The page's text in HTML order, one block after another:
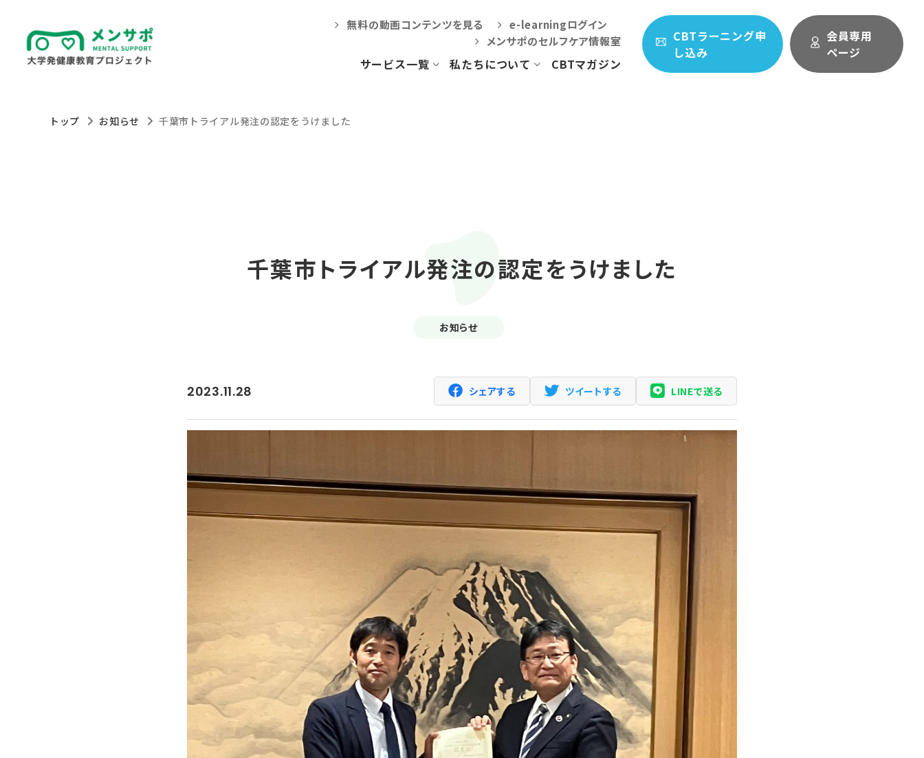
無料の動画コンテンツを見る
e-learningログイン
メンサポのセルフケア情報室
サービス一覧 私たちについて CBTマガジン
CBTラーニング申
し込み
会員専用
ページ
トップ お知らせ 千葉市トライアル発注の認定をうけました
千葉市トライアル発注の認定をうけました
お知らせ
2023.11.28 シェアする ツイートする LINEで送る